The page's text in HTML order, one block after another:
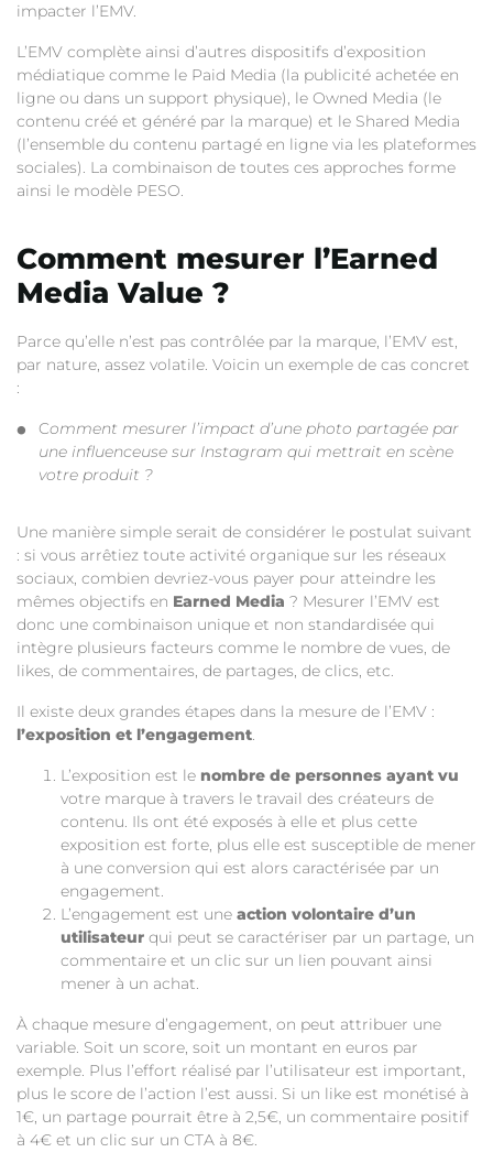
impacter l’EMV.
L’EMV complète ainsi d’autres dispositifs d’exposition
médiatique comme le Paid Media (la publicité achetée en
ligne ou dans un support physique), le Owned Media (le
contenu créé et généré par la marque) et le Shared Media
(l’ensemble du contenu partagé en ligne via les plateformes
sociales). La combinaison de toutes ces approches forme
ainsi le modèle PESO.
Comment mesurer l’Earned
Media Value ?
Parce qu’elle n’est pas contrôlée par la marque, l’EMV est,
par nature, assez volatile. Voicin un exemple de cas concret
:
Comment mesurer l’impact d’une photo partagée par
une influenceuse sur Instagram qui mettrait en scène
votre produit ?
Une manière simple serait de considérer le postulat suivant
: si vous arrêtiez toute activité organique sur les réseaux
sociaux, combien devriez-vous payer pour atteindre les
mêmes objectifs en Earned Media ? Mesurer l’EMV est
donc une combinaison unique et non standardisée qui
intègre plusieurs facteurs comme le nombre de vues, de
likes, de commentaires, de partages, de clics, etc.
Il existe deux grandes étapes dans la mesure de l’EMV :
l’exposition et l’engagement.
L’exposition est le nombre de personnes ayant vu
votre marque à travers le travail des créateurs de
contenu. Ils ont été exposés à elle et plus cette
exposition est forte, plus elle est susceptible de mener
à une conversion qui est alors caractérisée par un
engagement.
L’engagement est une action volontaire d’un
utilisateur qui peut se caractériser par un partage, un
commentaire et un clic sur un lien pouvant ainsi
mener à un achat.
À chaque mesure d’engagement, on peut attribuer une
variable. Soit un score, soit un montant en euros par
exemple. Plus l’effort réalisé par l’utilisateur est important,
plus le score de l’action l’est aussi. Si un like est monétisé à
1€, un partage pourrait être à 2,5€, un commentaire positif
à 4€ et un clic sur un CTA à 8€.